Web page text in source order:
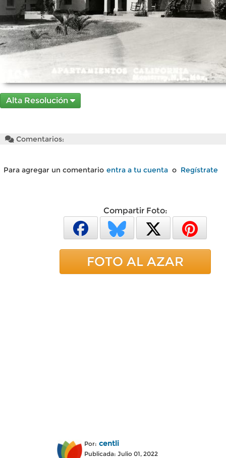
Alta Resolución
Comentarios:
Para agregar un comentario entra a tu cuenta o Regístrate
Compartir Foto:
FOTO AL AZAR
Por: centli
Publicada: Julio 01, 2022